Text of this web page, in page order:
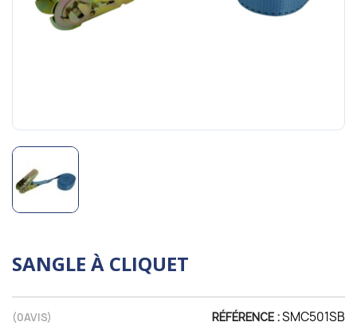
SANGLE À CLIQUET
(0AVIS) RÉFÉRENCE :SMC501SB